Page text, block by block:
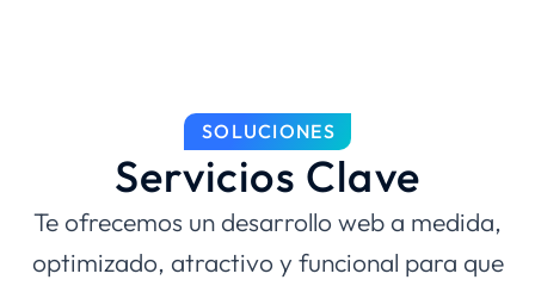
SOLUCIONES
Servicios Clave
Te ofrecemos un desarrollo web a medida,
optimizado, atractivo y funcional para que